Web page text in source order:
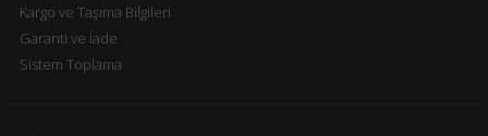
Kargo ve Taşıma Bilgileri
Garanti ve İade
Sistem Toplama